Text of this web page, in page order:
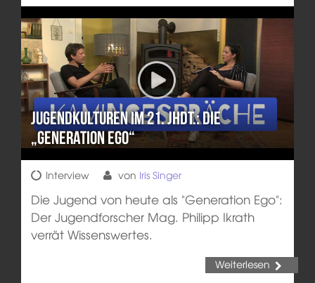
Jugendkulturen im 21. Jhdt.: die
„Generation Ego“
Interview von Iris Singer
Die Jugend von heute als "Generation Ego":
Der Jugendforscher Mag. Philipp Ikrath
verrät Wissenswertes.
Weiterlesen